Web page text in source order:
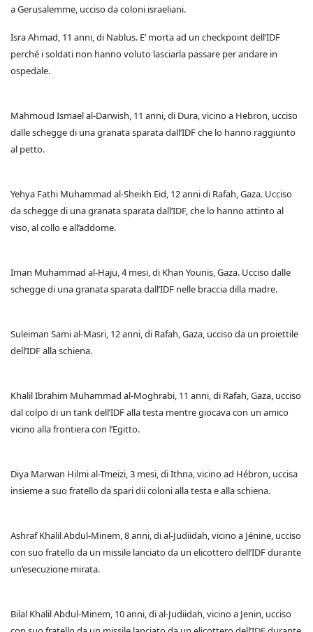
a Gerusalemme, ucciso da coloni israeliani.
Isra Ahmad, 11 anni, di Nablus. E’ morta ad un checkpoint dell’IDF
perché i soldati non hanno voluto lasciarla passare per andare in
ospedale.
Mahmoud Ismael al-Darwish, 11 anni, di Dura, vicino a Hebron, ucciso
dalle schegge di una granata sparata dall’IDF che lo hanno raggiunto
al petto.
Yehya Fathi Muhammad al-Sheikh Eid, 12 anni di Rafah, Gaza. Ucciso
da schegge di una granata sparata dall’IDF, che lo hanno attinto al
viso, al collo e all’addome.
Iman Muhammad al-Haju, 4 mesi, di Khan Younis, Gaza. Ucciso dalle
schegge di una granata sparata dall’IDF nelle braccia dilla madre.
Suleiman Sami al-Masri, 12 anni, di Rafah, Gaza, ucciso da un proiettile
dell’IDF alla schiena.
Khalil Ibrahim Muhammad al-Moghrabi, 11 anni, di Rafah, Gaza, ucciso
dal colpo di un tank dell’IDF alla testa mentre giocava con un amico
vicino alla frontiera con l’Egitto.
Diya Marwan Hilmi al-Tmeizi, 3 mesi, di Ithna, vicino ad Hébron, uccisa
insieme a suo fratello da spari dii coloni alla testa e alla schiena.
Ashraf Khalil Abdul-Minem, 8 anni, di al-Judiidah, vicino a Jénine, ucciso
con suo fratello da un missile lanciato da un elicottero dell’IDF durante
un’esecuzione mirata.
Bilal Khalil Abdul-Minem, 10 anni, di al-Judiidah, vicino a Jenin, ucciso